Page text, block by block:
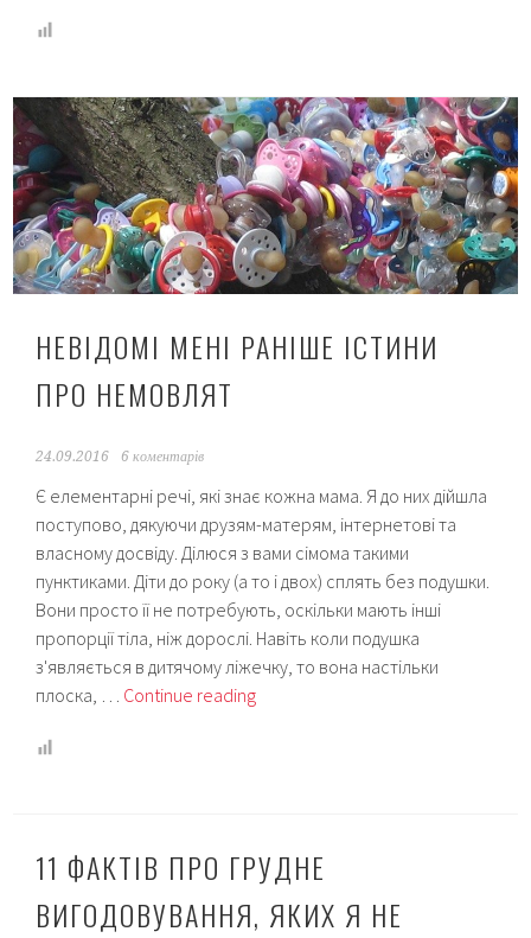
інструкція
для
початківців
НЕВІДОМІ МЕНІ РАНІШЕ ІСТИНИ
ПРО НЕМОВЛЯТ
24.09.2016 6 коментарів
Є елементарні речі, які знає кожна мама. Я до них дійшла
поступово, дякуючи друзям-матерям, інтернетові та
власному досвіду. Ділюся з вами сімома такими
пунктиками. Діти до року (а то і двох) сплять без подушки.
Вони просто її не потребують, оскільки мають інші
пропорції тіла, ніж дорослі. Навіть коли подушка
з'являється в дитячому ліжечку, то вона настільки
плоска, … Continue readingНевідомі
11 ФАКТІВ ПРО ГРУДНЕ
ВИГОДОВУВАННЯ, ЯКИХ Я НЕ